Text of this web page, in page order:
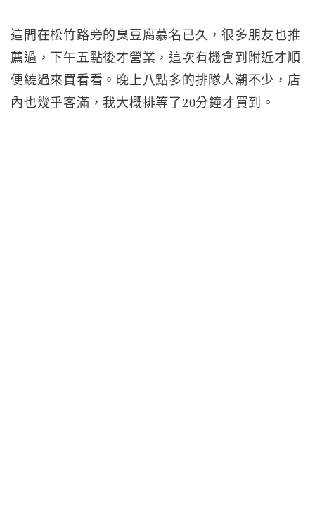
這間在松竹路旁的臭豆腐慕名已久，很多朋友也推
薦過，下午五點後才營業，這次有機會到附近才順
便繞過來買看看。晚上八點多的排隊人潮不少，店
內也幾乎客滿，我大概排等了20分鐘才買到。